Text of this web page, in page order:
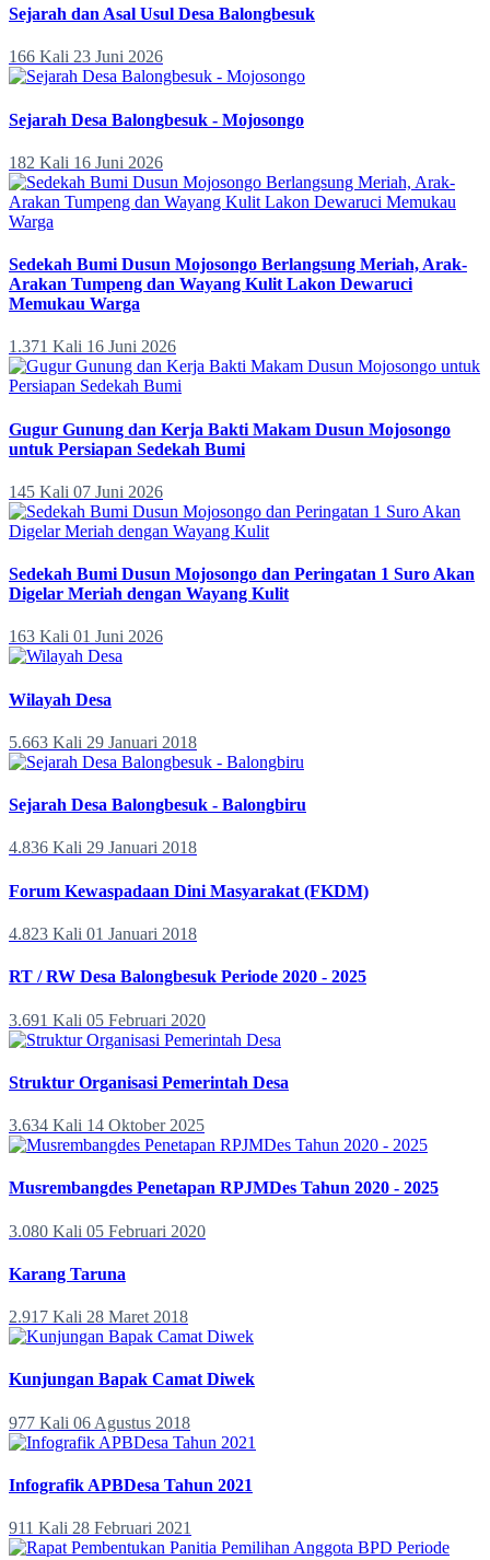
Sejarah dan Asal Usul Desa Balongbesuk
166 Kali 23 Juni 2026
Sejarah Desa Balongbesuk - Mojosongo
182 Kali 16 Juni 2026
Sedekah Bumi Dusun Mojosongo Berlangsung Meriah, Arak-
Arakan Tumpeng dan Wayang Kulit Lakon Dewaruci
Memukau Warga
1.371 Kali 16 Juni 2026
Gugur Gunung dan Kerja Bakti Makam Dusun Mojosongo
untuk Persiapan Sedekah Bumi
145 Kali 07 Juni 2026
Sedekah Bumi Dusun Mojosongo dan Peringatan 1 Suro Akan
Digelar Meriah dengan Wayang Kulit
163 Kali 01 Juni 2026
Wilayah Desa
5.663 Kali 29 Januari 2018
Sejarah Desa Balongbesuk - Balongbiru
4.836 Kali 29 Januari 2018
Forum Kewaspadaan Dini Masyarakat (FKDM)
4.823 Kali 01 Januari 2018
RT / RW Desa Balongbesuk Periode 2020 - 2025
3.691 Kali 05 Februari 2020
Struktur Organisasi Pemerintah Desa
3.634 Kali 14 Oktober 2025
Musrembangdes Penetapan RPJMDes Tahun 2020 - 2025
3.080 Kali 05 Februari 2020
Karang Taruna
2.917 Kali 28 Maret 2018
Kunjungan Bapak Camat Diwek
977 Kali 06 Agustus 2018
Infografik APBDesa Tahun 2021
911 Kali 28 Februari 2021